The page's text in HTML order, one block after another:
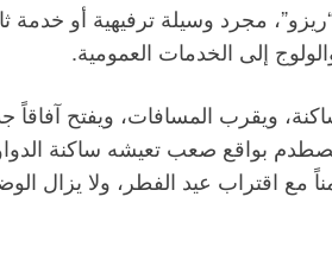
مجرد وسيلة ترفيهية أو
إلى الخدمات العمومية.
ويقرب المسافات، ويفتح آفاقاً
تصطدم بواقع صعب تعيشه ساكنة
مع اقتراب عيد الفطر، ولا يزال